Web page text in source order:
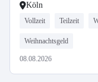
Köln
Vollzeit Teilzeit
Weihnachtsgeld
08.08.2026